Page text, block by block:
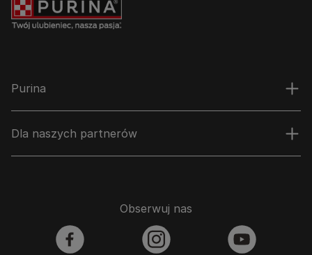
Purina
Dla naszych partnerów
Obserwuj nas
facebook instagram youtube